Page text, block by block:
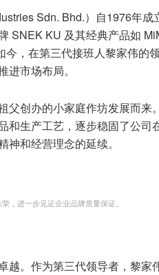
Sdn. Bhd.）自1976年
KU 及其经典产品如
，在第三代接班人黎家伟的
市场布局。
父创办的小家庭作坊发展而来
和生产工艺，逐步稳固了公司
和经营理念的延续。
，进一步见证企业品牌质量保证。
越。作为第三代领导者，黎家